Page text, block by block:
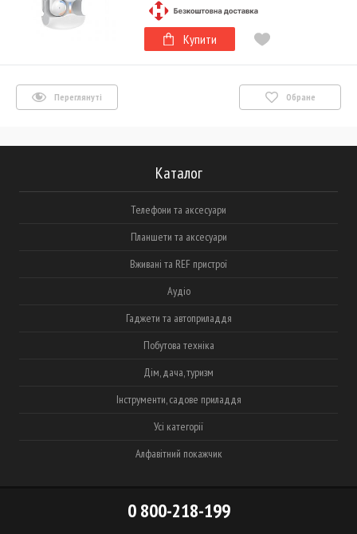
Купити
Переглянуті Обране
Каталог
Телефони та аксесуари
Планшети та аксесуари
Вживані та REF пристрої
Аудіо
Гаджети та автоприладдя
Побутова техніка
Дім, дача, туризм
Інструменти, садове приладдя
Усі категорії
Алфавітний покажчик
0 800-218-199